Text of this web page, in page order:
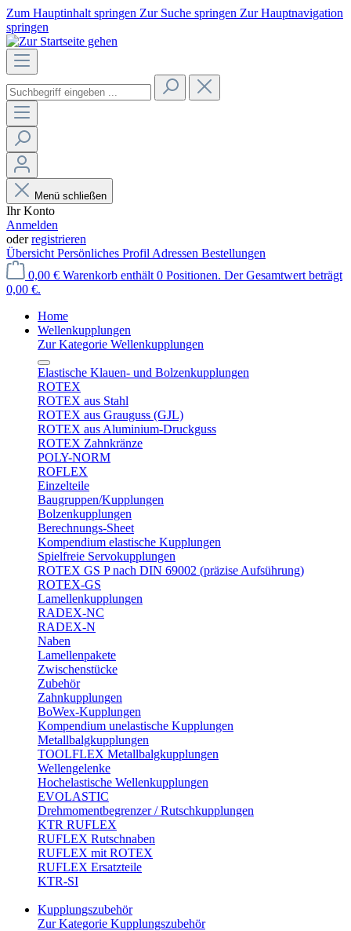
Zum Hauptinhalt springen Zur Suche springen Zur Hauptnavigation
springen
Menü schließen
Ihr Konto
Anmelden
oderregistrieren
Übersicht Persönliches Profil Adressen Bestellungen
0,00 € Warenkorb enthält 0 Positionen. Der Gesamtwert beträgt
0,00 €.
Home
Wellenkupplungen
Zur Kategorie Wellenkupplungen
Elastische Klauen- und Bolzenkupplungen
ROTEX
ROTEX aus Stahl
ROTEX aus Grauguss (GJL)
ROTEX aus Aluminium-Druckguss
ROTEX Zahnkränze
POLY-NORM
ROFLEX
Einzelteile
Baugruppen/Kupplungen
Bolzenkupplungen
Berechnungs-Sheet
Kompendium elastische Kupplungen
Spielfreie Servokupplungen
ROTEX GS P nach DIN 69002 (präzise Aufsührung)
ROTEX-GS
Lamellenkupplungen
RADEX-NC
RADEX-N
Naben
Lamellenpakete
Zwischenstücke
Zubehör
Zahnkupplungen
BoWex-Kupplungen
Kompendium unelastische Kupplungen
Metallbalgkupplungen
TOOLFLEX Metallbalgkupplungen
Wellengelenke
Hochelastische Wellenkupplungen
EVOLASTIC
Drehmomentbegrenzer / Rutschkupplungen
KTR RUFLEX
RUFLEX Rutschnaben
RUFLEX mit ROTEX
RUFLEX Ersatzteile
KTR-SI
Kupplungszubehör
Zur Kategorie Kupplungszubehör